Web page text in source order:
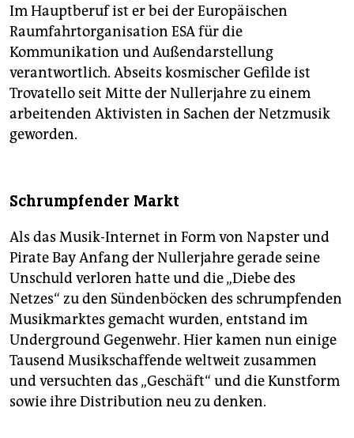
Im Hauptberuf ist er bei der Europäischen
Raumfahrtorganisation ESA für die
Kommunikation und Außendarstellung
verantwortlich. Abseits kosmischer Gefilde ist
Trovatello seit Mitte der Nullerjahre zu einem
arbeitenden Aktivisten in Sachen der Netzmusik
geworden.
Schrumpfender Markt
Als das Musik-Internet in Form von Napster und
Pirate Bay Anfang der Nullerjahre gerade seine
Unschuld verloren hatte und die „Diebe des
Netzes“ zu den Sündenböcken des schrumpfenden
Musikmarktes gemacht wurden, entstand im
Underground Gegenwehr. Hier kamen nun einige
Tausend Musikschaffende weltweit zusammen
und versuchten das „Geschäft“ und die Kunstform
sowie ihre Distribution neu zu denken.